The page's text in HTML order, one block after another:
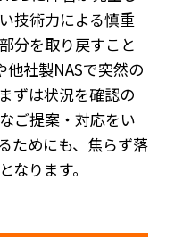
技術力による慎重
分を取り戻すこと
社製NASで突然の
ずは状況を確認の
ご提案・対応をい
ためにも、焦らず落
なります。